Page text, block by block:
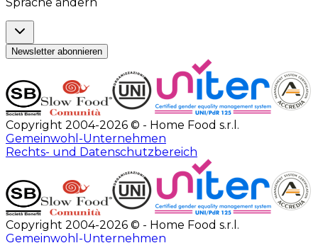
Newsletter abonnieren
Copyright 2004-2026 © - Home Food s.r.l.
Gemeinwohl-Unternehmen
Rechts- und Datenschutzbereich
Copyright 2004-2026 © - Home Food s.r.l.
Gemeinwohl-Unternehmen